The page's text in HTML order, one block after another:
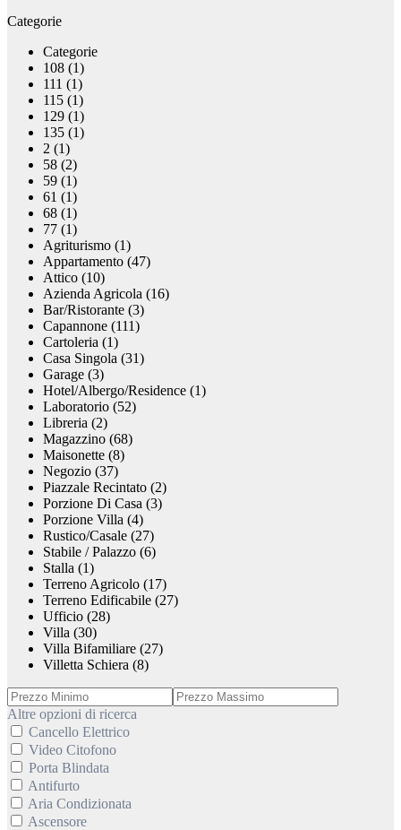
Categorie
Categorie
108 (1)
111 (1)
115 (1)
129 (1)
135 (1)
2 (1)
58 (2)
59 (1)
61 (1)
68 (1)
77 (1)
Agriturismo (1)
Appartamento (47)
Attico (10)
Azienda Agricola (16)
Bar/Ristorante (3)
Capannone (111)
Cartoleria (1)
Casa Singola (31)
Garage (3)
Hotel/Albergo/Residence (1)
Laboratorio (52)
Libreria (2)
Magazzino (68)
Maisonette (8)
Negozio (37)
Piazzale Recintato (2)
Porzione Di Casa (3)
Porzione Villa (4)
Rustico/Casale (27)
Stabile / Palazzo (6)
Stalla (1)
Terreno Agricolo (17)
Terreno Edificabile (27)
Ufficio (28)
Villa (30)
Villa Bifamiliare (27)
Villetta Schiera (8)
Altre opzioni di ricerca
Cancello Elettrico
Video Citofono
Porta Blindata
Antifurto
Aria Condizionata
Ascensore